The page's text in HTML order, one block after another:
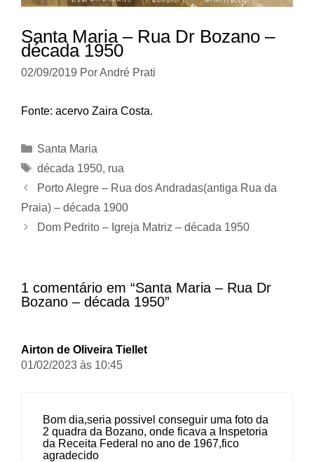
Santa Maria – Rua Dr Bozano –
década 1950
02/09/2019 PorAndré Prati
Fonte: acervo Zaira Costa.
Categorias
Santa Maria
Tags
década 1950, rua
Porto Alegre – Rua dos Andradas(antiga Rua da
Praia) – década 1900
Dom Pedrito – Igreja Matriz – década 1950
1 comentário em “Santa Maria – Rua Dr
Bozano – década 1950”
Airton de Oliveira Tiellet
01/02/2023 às 10:45
Bom dia,seria possivel conseguir uma foto da
2 quadra da Bozano, onde ficava a Inspetoria
da Receita Federal no ano de 1967,fico
agradecido